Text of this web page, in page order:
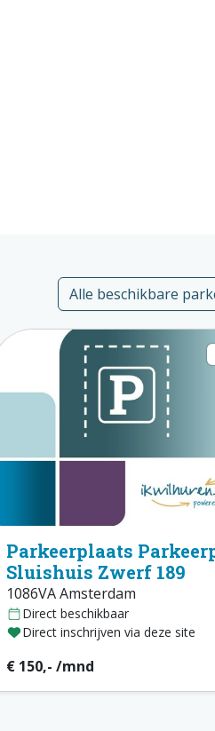
Alle beschikbare
Parkeerplaats
Sluishuis Zwerf 189
1086VA Amsterdam
Direct beschikbaar
Direct inschrijven via deze site
€ 150,- /mnd